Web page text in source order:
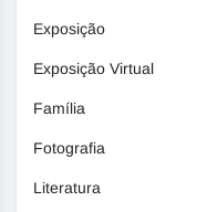
Exposição
Exposição Virtual
Família
Fotografia
Literatura